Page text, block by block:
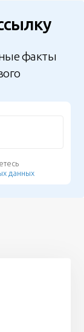
факты
данных